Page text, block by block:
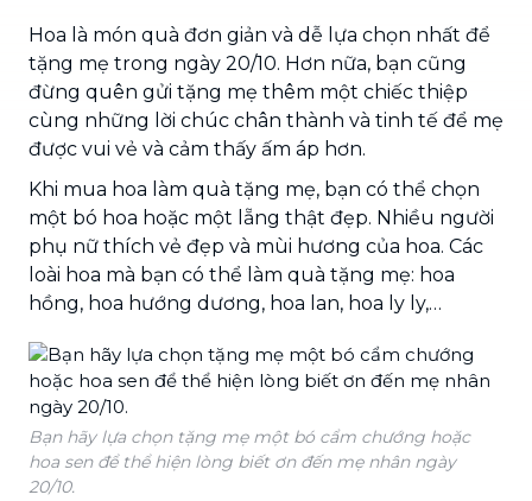
Hoa là món quà đơn giản và dễ lựa chọn nhất để
tặng mẹ trong ngày 20/10. Hơn nữa, bạn cũng
đừng quên gửi tặng mẹ thêm một chiếc thiệp
cùng những lời chúc chân thành và tinh tế để mẹ
được vui vẻ và cảm thấy ấm áp hơn.
Khi mua hoa làm quà tặng mẹ, bạn có thể chọn
một bó hoa hoặc một lẵng thật đẹp. Nhiều người
phụ nữ thích vẻ đẹp và mùi hương của hoa. Các
loài hoa mà bạn có thể làm quà tặng mẹ: hoa
hồng, hoa hướng dương, hoa lan, hoa ly ly,…
Bạn hãy lựa chọn tặng mẹ một bó cẩm chướng hoặc
hoa sen để thể hiện lòng biết ơn đến mẹ nhân ngày
20/10.